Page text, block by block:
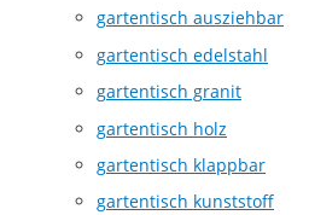
gartentisch ausziehbar
gartentisch edelstahl
gartentisch granit
gartentisch holz
gartentisch klappbar
gartentisch kunststoff